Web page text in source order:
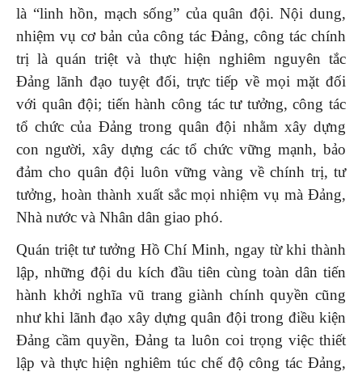
là “linh hồn, mạch sống” của quân đội. Nội dung,
nhiệm vụ cơ bản của công tác Đảng, công tác chính
trị là quán triệt và thực hiện nghiêm nguyên tắc
Đảng lãnh đạo tuyệt đối, trực tiếp về mọi mặt đối
với quân đội; tiến hành công tác tư tưởng, công tác
tổ chức của Đảng trong quân đội nhằm xây dựng
con người, xây dựng các tổ chức vững mạnh, bảo
đảm cho quân đội luôn vững vàng về chính trị, tư
tưởng, hoàn thành xuất sắc mọi nhiệm vụ mà Đảng,
Nhà nước và Nhân dân giao phó.
Quán triệt tư tưởng Hồ Chí Minh, ngay từ khi thành
lập, những đội du kích đầu tiên cùng toàn dân tiến
hành khởi nghĩa vũ trang giành chính quyền cũng
như khi lãnh đạo xây dựng quân đội trong điều kiện
Đảng cầm quyền, Đảng ta luôn coi trọng việc thiết
lập và thực hiện nghiêm túc chế độ công tác Đảng,